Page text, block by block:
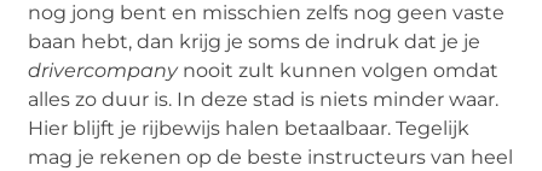
nog jong bent en misschien zelfs nog geen vaste
baan hebt, dan krijg je soms de indruk dat je je
drivercompanynooit zult kunnen volgen omdat
alles zo duur is. In deze stad is niets minder waar.
Hier blijft je rijbewijs halen betaalbaar. Tegelijk
mag je rekenen op de beste instructeurs van heel